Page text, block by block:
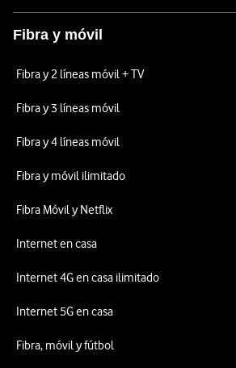
Fibra y móvil
Fibra y 2 líneas móvil + TV
Fibra y 3 líneas móvil
Fibra y 4 líneas móvil
Fibra y móvil ilimitado
Fibra Móvil y Netflix
Internet en casa
Internet 4G en casa ilimitado
Internet 5G en casa
Fibra, móvil y fútbol